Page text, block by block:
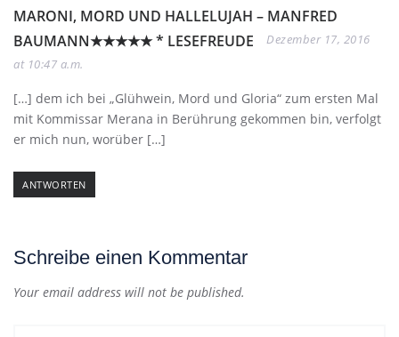
MARONI, MORD UND HALLELUJAH – MANFRED
BAUMANN★★★★★ * LESEFREUDE
Dezember 17, 2016
at 10:47 a.m.
[…] dem ich bei „Glühwein, Mord und Gloria“ zum ersten Mal
mit Kommissar Merana in Berührung gekommen bin, verfolgt
er mich nun, worüber […]
ANTWORTEN
Schreibe einen Kommentar
Your email address will not be published.